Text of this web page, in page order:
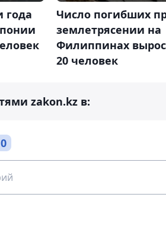
года
Число погибших
землетрясении на
Филиппинах
20 человек
zakon.kz в:
0